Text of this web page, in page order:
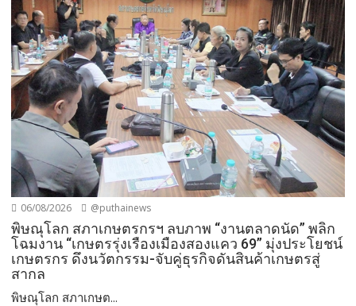
06/08/2026 @puthainews
พิษณุโลก สภาเกษตรกรฯ ลบภาพ “งานตลาดนัด” พลิก
โฉมงาน “เกษตรรุ่งเรืองเมืองสองแคว 69” มุ่งประโยชน์
เกษตรกร ดึงนวัตกรรม-จับคู่ธุรกิจดันสินค้าเกษตรสู่
สากล
พิษณุโลก สภาเกษต...